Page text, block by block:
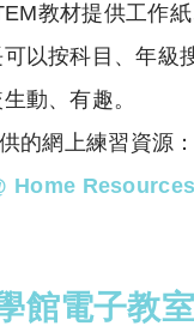
教材提供工作
以按科目、年級
動、有趣。
的網上練習資源：
Home Resources
館電子教室